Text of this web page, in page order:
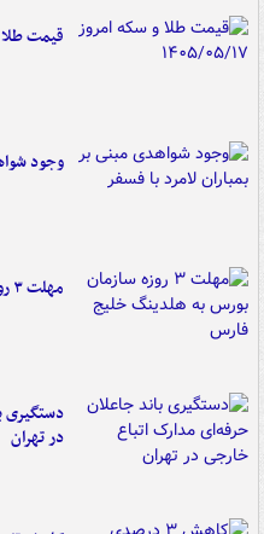
قیمت طلا و
وجود
مهلت ۳ روزه سازمان بورس به هلدینگ خلیج فارس
دستگیری
در تهران